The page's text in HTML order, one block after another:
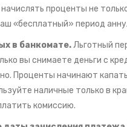
проценты не
«бесплатный» период
в банкомате.Льготный
вы снимаете деньги с
Проценты начинают
наличные только в
комиссию.